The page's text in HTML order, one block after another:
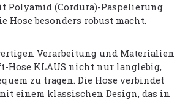
Polyamid (Cordura)-Paspelierung
Hose besonders robust macht.
Verarbeitung und Materialien
Hose KLAUS nicht nur langlebig,
zu tragen. Die Hose verbindet
einem klassischen Design, das in